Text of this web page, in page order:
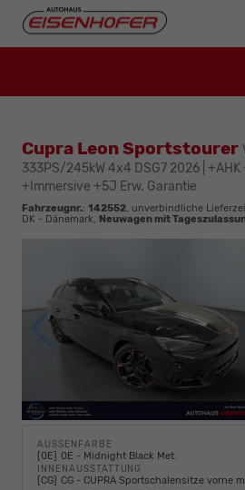
Cupra Leon Sportstourer
333PS/245kW 4x4 DSG7 2026 | +AHK
+Immersive +5J Erw. Garantie
Fahrzeugnr.: 142552, unverbindliche
DK - Dänemark, Neuwagen mit
AUSSENFARBE
0E 0E - Midnight Black Met.
INNENAUSSTATTUNG
CG
CG - CUPRA Sportschalensitze vorne